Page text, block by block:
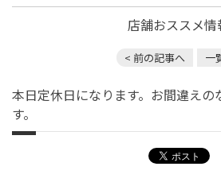
店舗おススメ情
< 前の記事へ 一
本日定休日になります。お間違えの
す。